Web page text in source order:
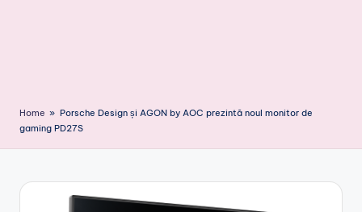
Home » Porsche Design și AGON by AOC prezintă noul monitor de
gaming PD27S